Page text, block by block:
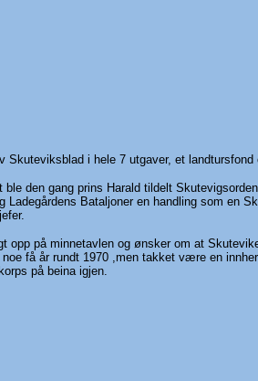
Skuteviksblad i hele 7 utgaver, et
ble den gang prins Harald tildelt
Ladegårdens Bataljoner en handling som en
opp på minnetavlen og ønsker om at
få år rundt 1970 ,men takket være en
på beina igjen.